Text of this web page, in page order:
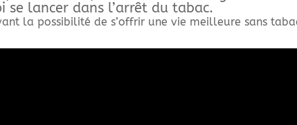
lancer dans l’arrêt du tabac.
la possibilité de s’offrir une vie meilleure sans